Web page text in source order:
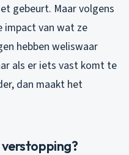
gebeurt. Maar volgens
impact van wat ze
hebben weliswaar
als er iets vast komt te
dan maakt het